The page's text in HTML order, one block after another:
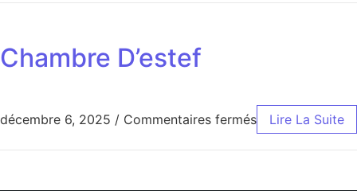
Chambre D’estef
décembre 6, 2025 / Commentaires fermés Lire La Suite